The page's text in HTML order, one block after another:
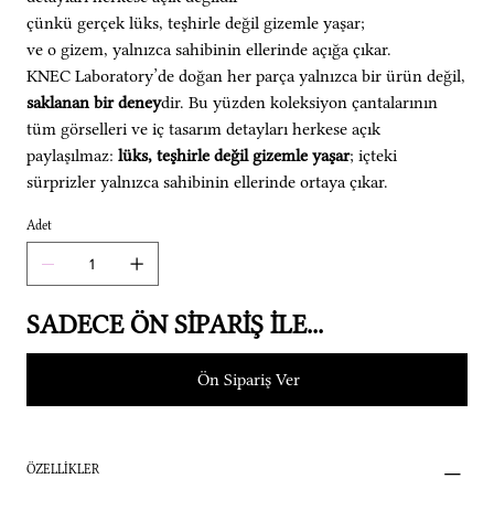
çünkü gerçek lüks, teşhirle değil gizemle yaşar;
ve o gizem, yalnızca sahibinin ellerinde açığa çıkar.
KNEC Laboratory’de doğan her parça yalnızca bir ürün değil,
saklanan bir deneydir. Bu yüzden koleksiyon çantalarının
tüm görselleri ve iç tasarım detayları herkese açık
paylaşılmaz: lüks, teşhirle değil gizemle yaşar; içteki
sürprizler yalnızca sahibinin ellerinde ortaya çıkar.
Adet
SADECE ÖN SİPARİŞ İLE...
Ön Sipariş Ver
ÖZELLİKLER